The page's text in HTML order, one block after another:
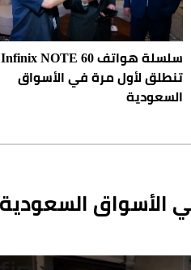
سلسلة هواتف Infinix NOTE 60
تنطلق لأول مرة في الأسواق
السعودية